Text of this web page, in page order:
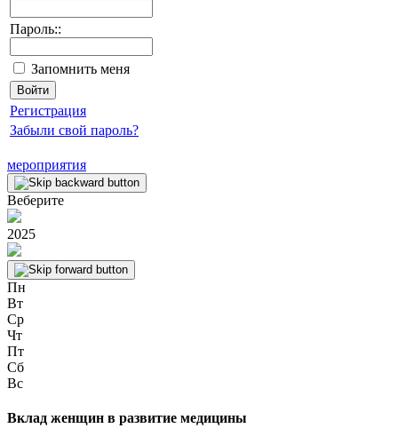
Пароль::
Запомнить меня
Регистрация
Забыли свой пароль?
мероприятия
Веберите
2025
Пн
Вт
Ср
Чт
Пт
Сб
Вс
Вклад женщин в развитие медицины